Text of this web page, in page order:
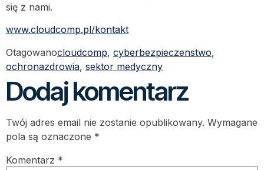
się z nami.
www.cloudcomp.pl/kontakt
Otagowanocloudcomp, cyberbezpieczenstwo,
ochronazdrowia, sektor medyczny
Dodaj komentarz
Twój adres email nie zostanie opublikowany. Wymagane
pola są oznaczone *
Komentarz *